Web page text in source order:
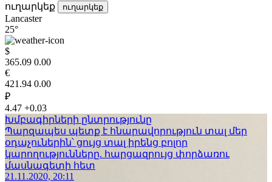
ուղարկեք ուղարկեք
Lancaster
25°
$
365.09 0.00
€
421.94 0.00
₽
4.47 +0.03
Խմբագիրների ընտրությունը
Պարզապես պետք է հնարավորություն տալ մեր
օդաչուներին՝ ցույց տալ իրենց բոլոր
կարողությունները. հարցազրույց փորձառու
մասնագետի հետ
21.11.2020, 20:11